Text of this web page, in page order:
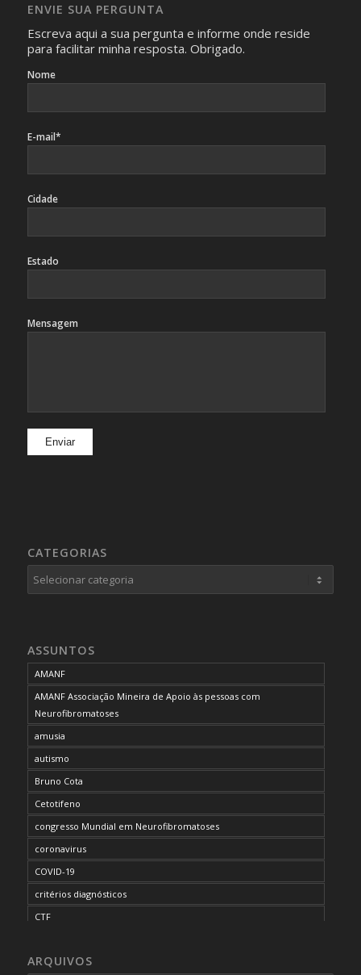
identificação da pessoa fotografada.
ENVIE SUA PERGUNTA
Escreva aqui a sua pergunta e informe onde reside
para facilitar minha resposta. Obrigado.
Nome
E-mail*
Cidade
Estado
Mensagem
CATEGORIAS
Categorias
ASSUNTOS
AMANF
AMANF Associação Mineira de Apoio às pessoas com
Neurofibromatoses
amusia
autismo
Bruno Cota
Cetotifeno
congresso Mundial em Neurofibromatoses
coronavirus
COVID-19
critérios diagnósticos
CTF
desordem do processamento auditivo
ARQUIVOS